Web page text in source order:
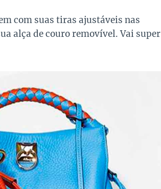
com suas tiras ajustáveis nas
alça de couro removível. Vai super